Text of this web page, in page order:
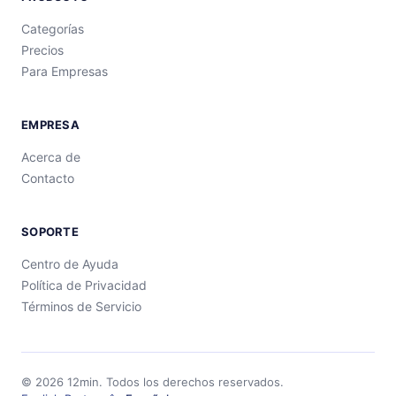
Categorías
Precios
Para Empresas
EMPRESA
Acerca de
Contacto
SOPORTE
Centro de Ayuda
Política de Privacidad
Términos de Servicio
© 2026 12min. Todos los derechos reservados.